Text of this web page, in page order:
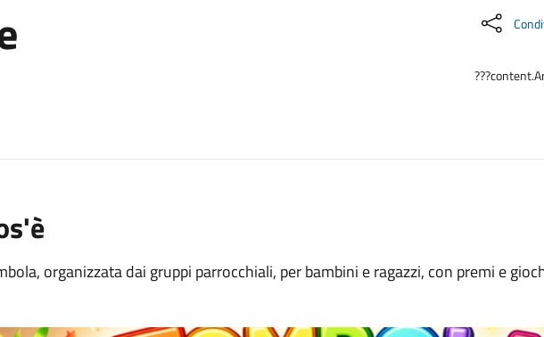
organizzata dai gruppi parrocchiali, per bambini e ragazzi, con premi e